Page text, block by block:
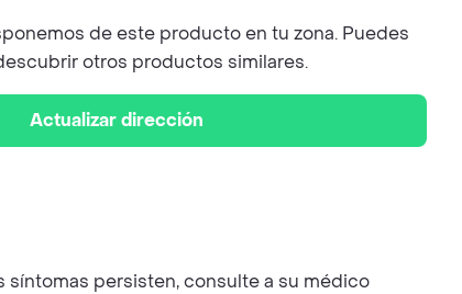
de este producto en tu zona. Puedes
otros productos similares.
Actualizar dirección
persisten, consulte a su médico